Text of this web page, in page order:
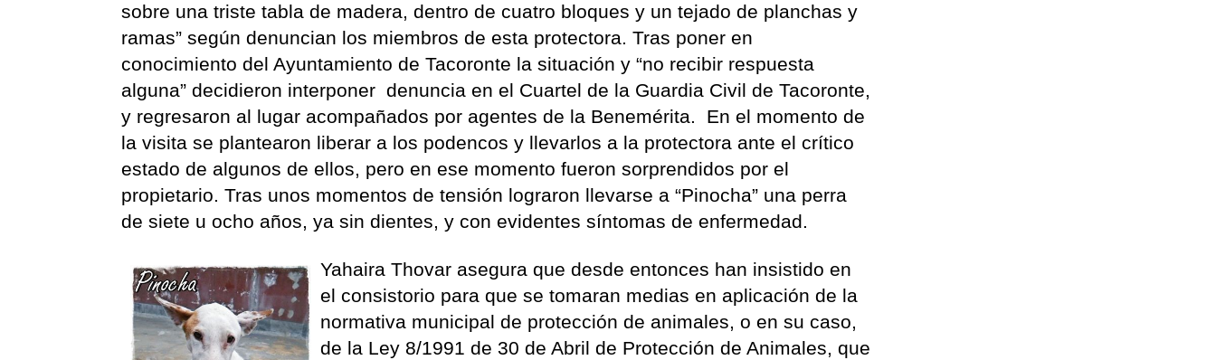
sobre una triste tabla de madera, dentro de cuatro bloques y un tejado de planchas y
ramas” según denuncian los miembros de esta protectora. Tras poner en
conocimiento del Ayuntamiento de Tacoronte la situación y “no recibir respuesta
alguna” decidieron interponer denuncia en el Cuartel de la Guardia Civil de Tacoronte,
y regresaron al lugar acompañados por agentes de la Benemérita. En el momento de
la visita se plantearon liberar a los podencos y llevarlos a la protectora ante el crítico
estado de algunos de ellos, pero en ese momento fueron sorprendidos por el
propietario. Tras unos momentos de tensión lograron llevarse a “Pinocha” una perra
de siete u ocho años, ya sin dientes, y con evidentes síntomas de enfermedad.
Yahaira Thovar asegura que desde entonces han insistido en
el consistorio para que se tomaran medias en aplicación de la
normativa municipal de protección de animales, o en su caso,
de la Ley 8/1991 de 30 de Abril de Protección de Animales, que